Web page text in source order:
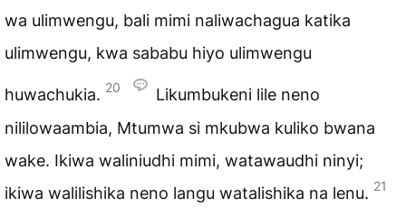
wa ulimwengu, bali mimi naliwachagua katika
ulimwengu, kwa sababu hiyo ulimwengu
huwachukia. 20
Likumbukeni lile neno
nililowaambia, Mtumwa si mkubwa kuliko bwana
wake. Ikiwa waliniudhi mimi, watawaudhi ninyi;
ikiwa walilishika neno langu watalishika na lenu. 21